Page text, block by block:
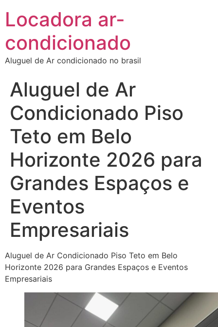
Locadora ar-
condicionado
Aluguel de Ar condicionado no brasil
Aluguel de Ar
Condicionado Piso
Teto em Belo
Horizonte 2026 para
Grandes Espaços e
Eventos
Empresariais
Aluguel de Ar Condicionado Piso Teto em Belo
Horizonte 2026 para Grandes Espaços e Eventos
Empresariais